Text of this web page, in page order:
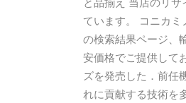
と品揃え 当店のリ
ています。 コニカミ
の検索結果ページ、
安価格でご提供して
ズを発売した．前任
れに貢献する技術を